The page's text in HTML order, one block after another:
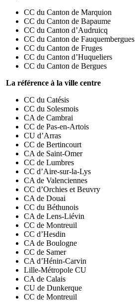
CC du Canton de Marquion
CC du Canton de Bapaume
CC du Canton d’Audruicq
CC du Canton de Fauquembergues
CC du Canton de Fruges
CC du Canton d’Huqueliers
CC du Canton de Bergues
La référence à la ville centre
CC du Catésis
CC du Solesmois
CA de Cambrai
CC de Pas-en-Artois
CU d’Arras
CC de Bertincourt
CA de Saint-Omer
CC de Lumbres
CC d’Aire-sur-la-Lys
CA de Valenciennes
CC d’Orchies et Beuvry
CA de Douai
CC du Béthunois
CA de Lens-Liévin
CC de Montreuil
CC d’Hesdin
CA de Boulogne
CC de Samer
CA d’Hénin-Carvin
Lille-Métropole CU
CA de Calais
CU de Dunkerque
CC de Montreuil